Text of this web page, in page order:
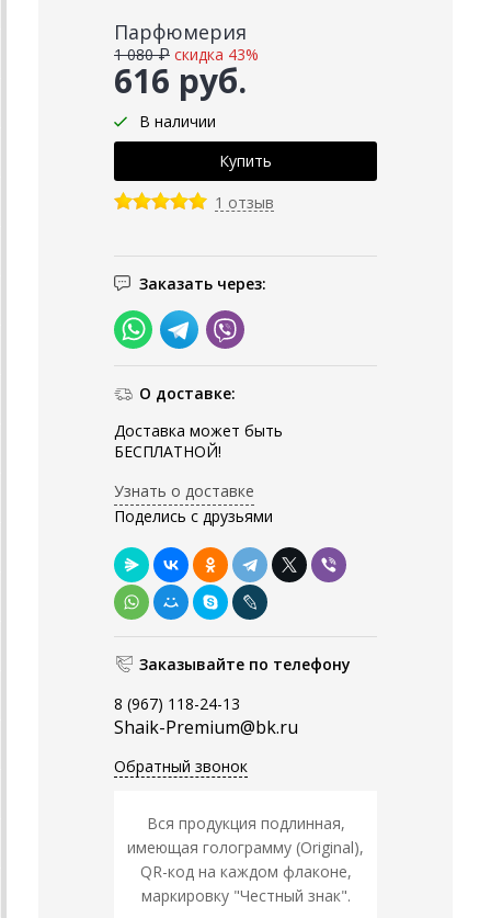
Парфюмерия
616 руб.
1 080 ₽ скидка 43%
В наличии
1 отзыв
Заказать через:
О доставке:
Доставка может быть
БЕСПЛАТНОЙ!
Узнать о доставке
Поделись с друзьями
Заказывайте по телефону
8 (967) 118-24-13
Shaik-Premium@bk.ru
Обратный звонок
Вся продукция подлинная,
имеющая голограмму (Original),
QR-код на каждом флаконе,
маркировку "Честный знак".